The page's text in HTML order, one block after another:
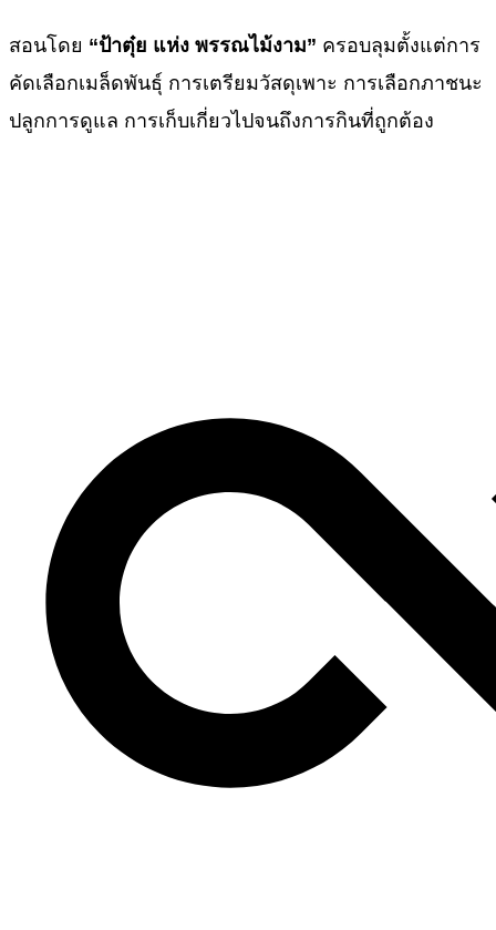
สอนโดย “ป้าตุ๋ย แห่ง พรรณไม้งาม” ครอบลุมตั้งแต่การ
คัดเลือกเมล็ดพันธุ์ การเตรียมวัสดุเพาะ การเลือกภาชนะ
ปลูกการดูแล การเก็บเกี่ยวไปจนถึงการกินที่ถูกต้อง